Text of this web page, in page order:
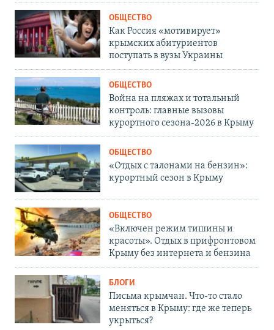
ОБЩЕСТВО
Как Россия «мотивирует»
крымских абитуриентов
поступать в вузы Украины
ОБЩЕСТВО
Война на пляжах и тотальный
контроль: главные вызовы
курортного сезона-2026 в Крыму
ОБЩЕСТВО
«Отдых с талонами на бензин»:
курортный сезон в Крыму
ОБЩЕСТВО
«Включен режим тишины и
красоты». Отдых в прифронтовом
Крыму без интернета и бензина
БЛОГИ
Письма крымчан. Что-то стало
меняться в Крыму: где же теперь
укрыться?